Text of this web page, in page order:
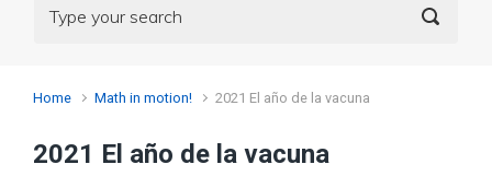
Home Math in motion! 2021 El año de la vacuna
2021 El año de la vacuna